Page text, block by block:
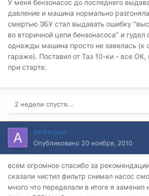
У меня бензонасос до последнего
давление и машина нормально
смертью ЭБУ стал выдавать ошибку
во вторичной цепи бензонасоса" и
однажды машина просто не завелась (к
гараже). Поставил от Таз 10-ки - все
при старте.
2 недели спустя...
алексио
Опубликовано 20 ноября, 2010
всем огромное спасибо за
сказали чистил фильтр снимал насос
много что переделали в итоге я заменил